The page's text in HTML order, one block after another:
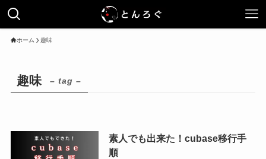
ホーム 趣味
趣味 – tag –
素人でも出来た！cubase移行手
順